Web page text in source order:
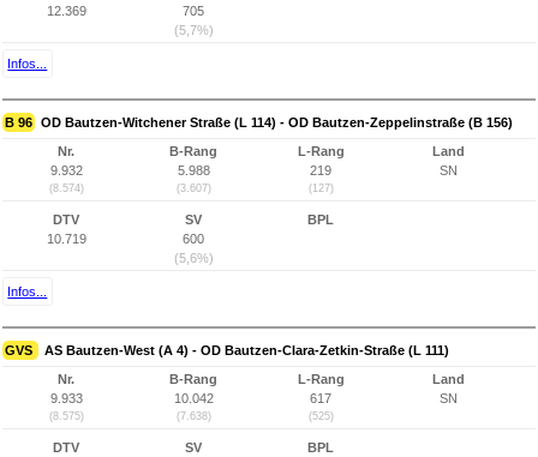
12.369
705
(5,7%)
Infos...
B 96 OD Bautzen-Witchener Straße (L 114) - OD Bautzen-Zeppelinstraße (B 156)
Nr.
9.932
(8.574)
B-Rang
5.988
(3.607)
L-Rang
219
(127)
Land
SN
DTV
10.719
SV
600
(5,6%)
BPL
Infos...
GVS AS Bautzen-West (A 4) - OD Bautzen-Clara-Zetkin-Straße (L 111)
Nr.
9.933
(8.575)
B-Rang
10.042
(7.638)
L-Rang
617
(525)
Land
SN
DTV
SV
BPL